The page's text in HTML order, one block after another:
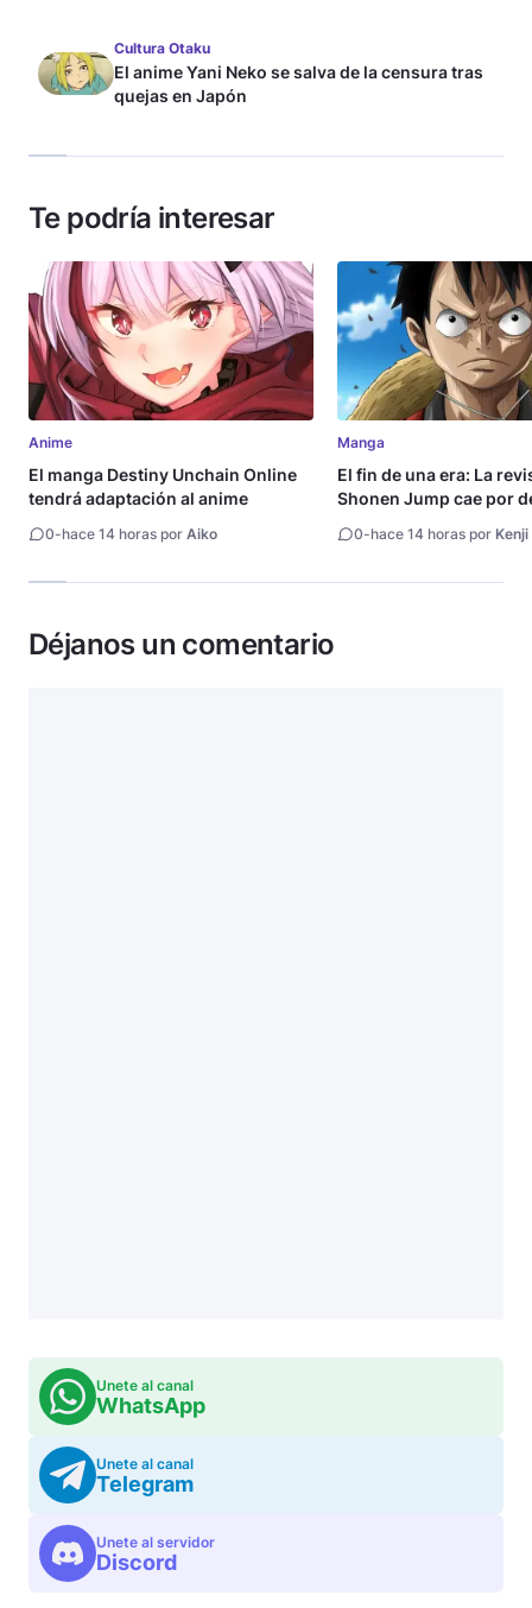
Cultura Otaku
El anime Yani Neko se salva de la censura tras
quejas en Japón
Te podría interesar
Anime
El manga Destiny Unchain Online
tendrá adaptación al anime
0-hace 14 horas por Aiko
Manga
El fin de una era: La
Shonen Jump cae por
0-hace 14 horas por Kenji
Déjanos un comentario
Unete al canal
WhatsApp
Unete al canal
Telegram
Unete al servidor
Discord